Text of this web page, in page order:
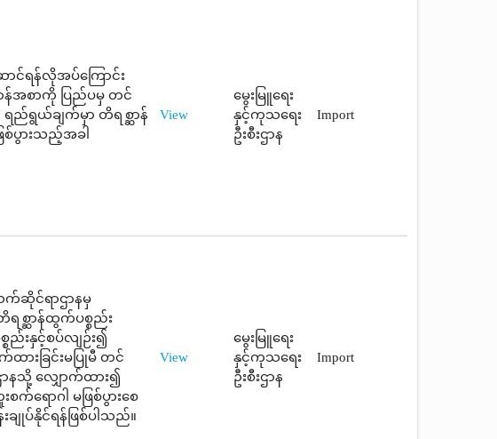
ာင်ရန်လိုအပ်ကြောင်း
န်အစာကို ပြည်ပမှ တင်
ည်ရွယ်ချက်မှာ တိရစ္ဆာန်
စ်ပွားသည့်အခါ
View
မွေးမြူရေး
နှင့်ကုသရေး
ဦးစီးဌာန
Import
ဆိုင်ရာဌာနမှ
စ္ဆာန်ထွက်ပစ္စည်း
းနှင့်စပ်လျဉ်း၍
းခြင်းမပြုမီ တင်
နသို့ လျှောက်ထား၍
ရောဂါ မဖြစ်ပွားစေ
ပ်နိုင်ရန်ဖြစ်ပါသည်။
View
မွေးမြူရေး
နှင့်ကုသရေး
ဦးစီးဌာန
Import